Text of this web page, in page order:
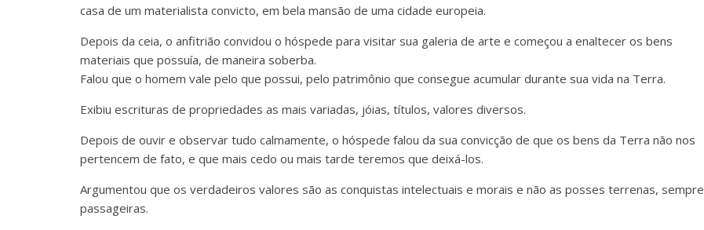
casa de um materialista convicto, em bela mansão de uma cidade europeia.
Depois da ceia, o anfitrião convidou o hóspede para visitar sua galeria de arte e começou a enaltecer os bens
materiais que possuía, de maneira soberba.
Falou que o homem vale pelo que possui, pelo patrimônio que consegue acumular durante sua vida na Terra.
Exibiu escrituras de propriedades as mais variadas, jóias, títulos, valores diversos.
Depois de ouvir e observar tudo calmamente, o hóspede falou da sua convicção de que os bens da Terra não nos
pertencem de fato, e que mais cedo ou mais tarde teremos que deixá-los.
Argumentou que os verdadeiros valores são as conquistas intelectuais e morais e não as posses terrenas, sempre
passageiras.